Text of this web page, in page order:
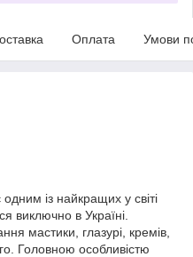
Оплата Умови
із найкращих у світі
виключно в Україні.
мастики, глазурі, кремів,
Головною особливістю